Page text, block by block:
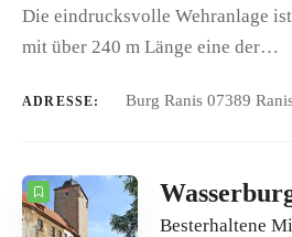
Die eindrucksvolle Wehranlage
mit über 240 m Länge eine der…
ADRESSE: Burg Ranis 07389
Besterhaltene